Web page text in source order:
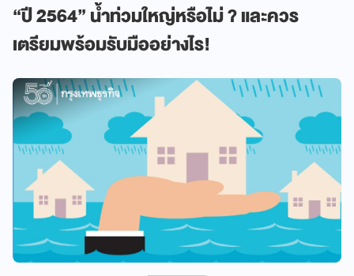
“ปี 2564” น้ำท่วมใหญ่หรือไม่ ? และควร
เตรียมพร้อมรับมืออย่างไร!